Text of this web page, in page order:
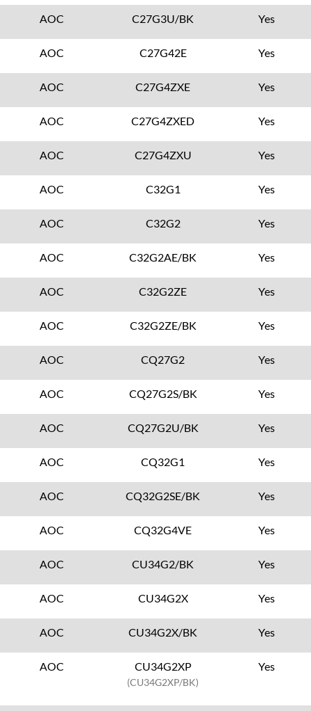
AOC C27G3U/BK Yes
AOC C27G42E Yes
AOC C27G4ZXE Yes
AOC C27G4ZXED Yes
AOC C27G4ZXU Yes
AOC C32G1 Yes
AOC C32G2 Yes
AOC C32G2AE/BK Yes
AOC C32G2ZE Yes
AOC C32G2ZE/BK Yes
AOC CQ27G2 Yes
AOC CQ27G2S/BK Yes
AOC CQ27G2U/BK Yes
AOC CQ32G1 Yes
AOC CQ32G2SE/BK Yes
AOC CQ32G4VE Yes
AOC CU34G2/BK Yes
AOC CU34G2X Yes
AOC CU34G2X/BK Yes
AOC CU34G2XP
(CU34G2XP/BK)
Yes